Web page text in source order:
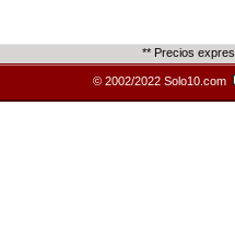
** Precios
© 2002/2022 Solo10.com